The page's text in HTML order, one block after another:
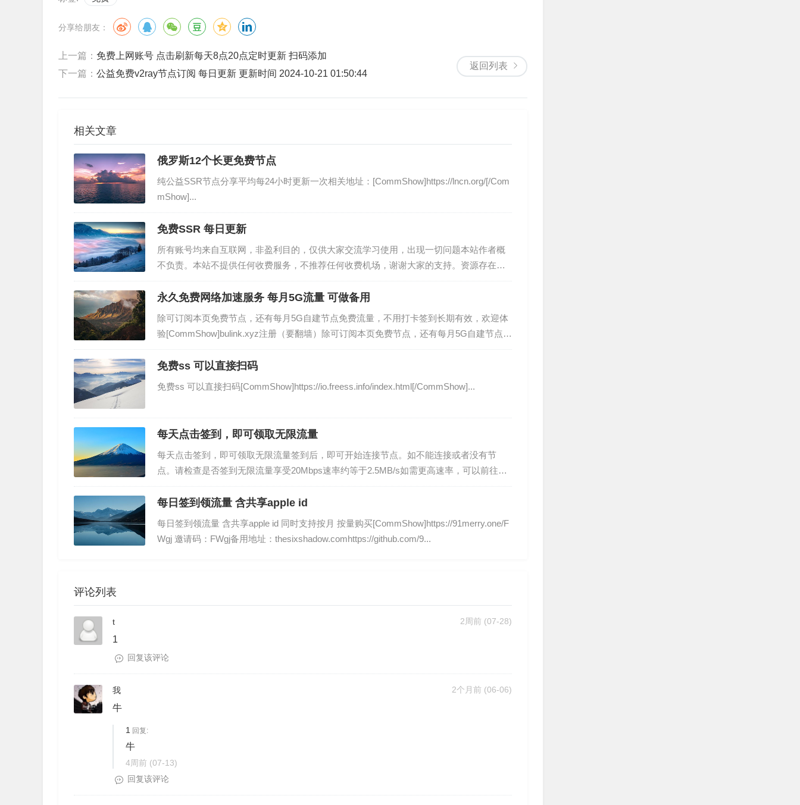
分享给朋友：
返回列表
上一篇： 免费上网账号 点击刷新每天8点20点定时更新 扫码添加
下一篇： 公益免费v2ray节点订阅 每日更新 更新时间 2024-10-21 01:50:44
相关文章
俄罗斯12个长更免费节点
纯公益SSR节点分享平均每24小时更新一次相关地址：[CommShow]https://lncn.org/[/Com
mShow]...
免费SSR 每日更新
所有账号均来自互联网，非盈利目的，仅供大家交流学习使用，出现一切问题本站作者概
不负责。本站不提供任何收费服务，不推荐任何收费机场，谢谢大家的支持。资源存在一
定时效性，本站不保证全部可用，请自行验证后使用。为了保护账号不被滥用，请在下方
输入计...
永久免费网络加速服务 每月5G流量 可做备用
除可订阅本页免费节点，还有每月5G自建节点免费流量，不用打卡签到长期有效，欢迎体
验[CommShow]bulink.xyz注册（要翻墙）除可订阅本页免费节点，还有每月5G自建节点免
费流量，不用打卡签到长期有效，欢迎体验新开bulink镜像站...
免费ss 可以直接扫码
免费ss 可以直接扫码[CommShow]https://io.freess.info/index.html[/CommShow]...
每天点击签到，即可领取无限流量
每天点击签到，即可领取无限流量签到后，即可开始连接节点。如不能连接或者没有节
点。请检查是否签到无限流量享受20Mbps速率约等于2.5MB/s如需更高速率，可以前往升
级套餐查看详情注册地址：》》》前往《《《...
每日签到领流量 含共享apple id
每日签到领流量 含共享apple id 同时支持按月 按量购买[CommShow]https://91merry.one/F
Wgj 邀请码：FWgj备用地址：thesixshadow.comhttps://github.com/9...
评论列表
t 2周前 (07-28)
1
回复该评论
我 2个月前 (06-06)
牛
1 回复:
牛
4周前 (07-13)
回复该评论